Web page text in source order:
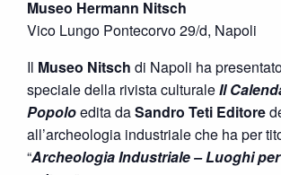
Museo Hermann Nitsch
Vico Lungo Pontecorvo 29/d, Napoli
Il Museo Nitsch di Napoli ha
speciale della rivista culturaleIl
Popoloedita daSandro Teti Editore
all’archeologia industriale che ha per
“Archeologia Industriale – Luoghi per